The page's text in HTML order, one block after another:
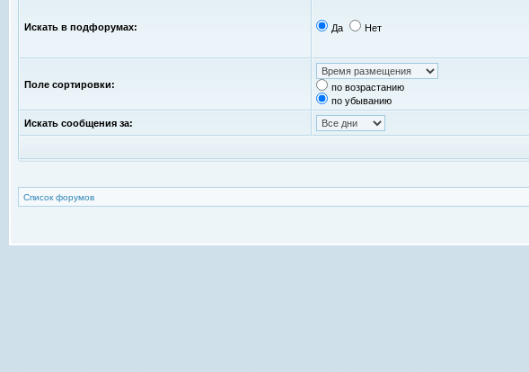
Искать в подфорумах: Да Нет
Поле сортировки:
по возрастанию
по убыванию
Искать сообщения за:
Список форумов